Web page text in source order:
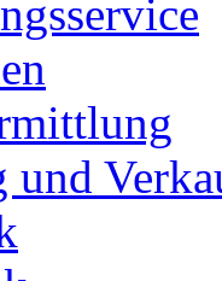
und